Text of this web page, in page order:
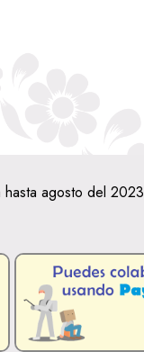
hasta agosto del 2023